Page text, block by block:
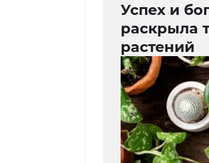
Успех и
раскрыла
растений